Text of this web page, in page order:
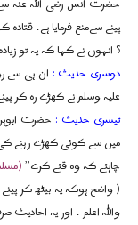
پینے سےمنع فرمایا ہے۔
؟ انہوں نے کہا کہ یہ تو
دوسری حدیث : ان ہی سے
علیہ وسلم نے کھڑے رہ کر
تیسری حدیث : حضرت
میں سے کوئی کھڑے رہنے
چاہئے کہ وہ قئے کرے’’
( واضح ہوکہ یہ بیٹھ کر پینے
واللہ اعلم ۔ اور یہ